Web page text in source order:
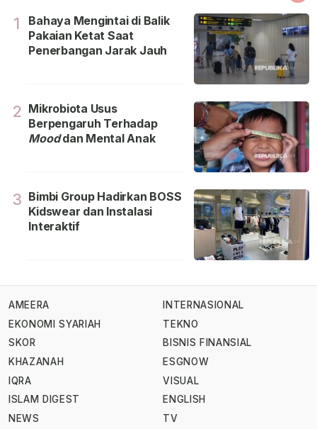
1
Bahaya Mengintai di Balik
Pakaian Ketat Saat
Penerbangan Jarak Jauh
2 Mikrobiota Usus
Berpengaruh Terhadap
Mooddan Mental Anak
3 Bimbi Group Hadirkan BOSS
Kidswear dan Instalasi
Interaktif
AMEERA
EKONOMI SYARIAH
SKOR
KHAZANAH
IQRA
ISLAM DIGEST
NEWS
INTERNASIONAL
TEKNO
BISNIS FINANSIAL
ESGNOW
VISUAL
ENGLISH
TV